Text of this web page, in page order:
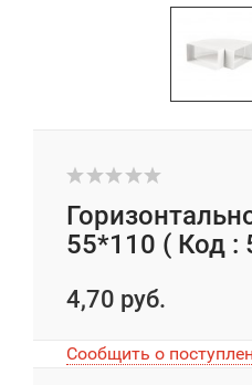
55*110 ( Код :
4,70 руб.
Сообщить о